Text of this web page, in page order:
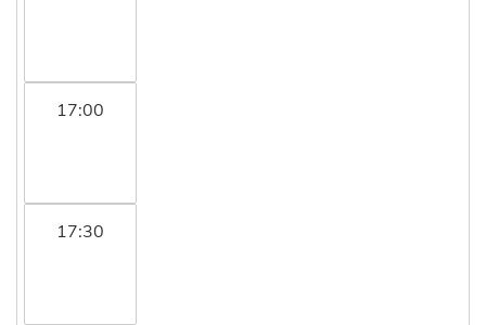
17:00
17:30